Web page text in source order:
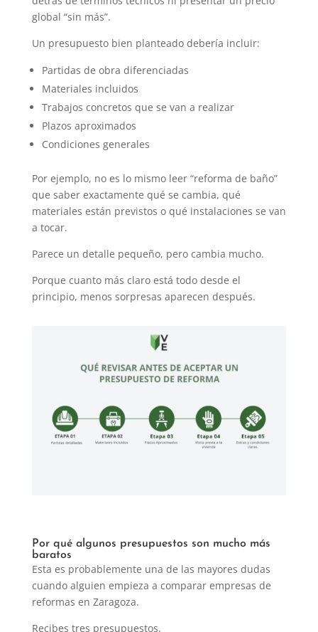
global “sin más”.
Un presupuesto bien planteado debería incluir:
Partidas de obra diferenciadas
Materiales incluidos
Trabajos concretos que se van a realizar
Plazos aproximados
Condiciones generales
Por ejemplo, no es lo mismo leer “reforma de baño”
que saber exactamente qué se cambia, qué
materiales están previstos o qué instalaciones se van
a tocar.
Parece un detalle pequeño, pero cambia mucho.
Porque cuanto más claro está todo desde el
principio, menos sorpresas aparecen después.
Por qué algunos presupuestos son mucho más
baratos
Esta es probablemente una de las mayores dudas
cuando alguien empieza a comparar empresas de
reformas en Zaragoza.
Recibes tres presupuestos.